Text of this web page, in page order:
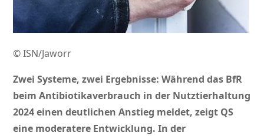
© ISN/Jaworr
Zwei Systeme, zwei Ergebnisse: Während das BfR
beim Antibiotikaverbrauch in der Nutztierhaltung
2024 einen deutlichen Anstieg meldet, zeigt QS
eine moderatere Entwicklung. In der